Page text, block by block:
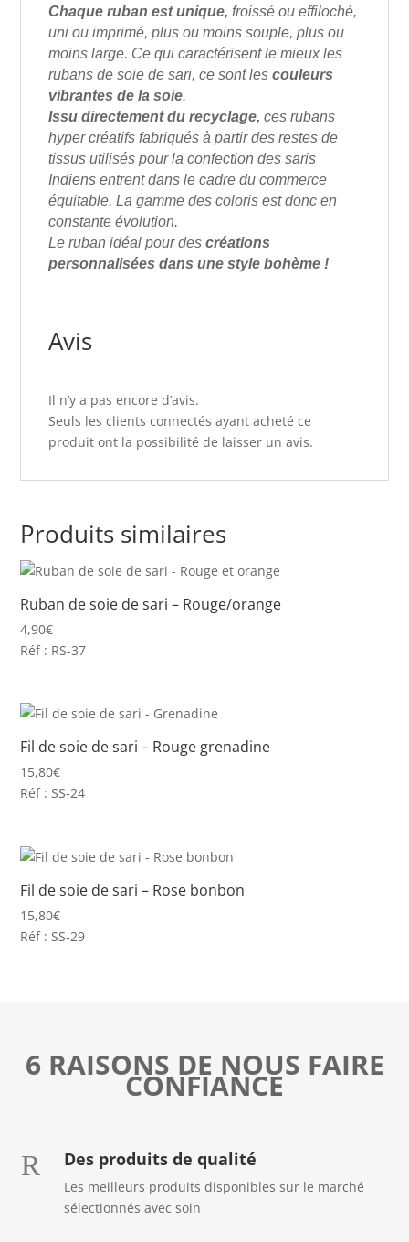
Chaque ruban est unique, froissé ou effiloché,
uni ou imprimé, plus ou moins souple, plus ou
moins large. Ce qui caractérisent le mieux les
rubans de soie de sari, ce sont lescouleurs
vibrantes de la soie.
Issu directement du recyclage, ces rubans
hyper créatifs fabriqués à partir des restes de
tissus utilisés pour la confection des saris
Indiens entrent dans le cadre du commerce
équitable. La gamme des coloris est donc en
constante évolution.
Le ruban idéal pour descréations
personnalisées dans une style bohème !
Avis
Il n’y a pas encore d’avis.
Seuls les clients connectés ayant acheté ce
produit ont la possibilité de laisser un avis.
Produits similaires
Ruban de soie de sari – Rouge/orange
4,90€
Réf : RS-37
Fil de soie de sari – Rouge grenadine
15,80€
Réf : SS-24
Fil de soie de sari – Rose bonbon
15,80€
Réf : SS-29
6 RAISONS DE NOUS FAIRE
CONFIANCE
R Des produits de qualité
Les meilleurs produits disponibles sur le marché
sélectionnés avec soin